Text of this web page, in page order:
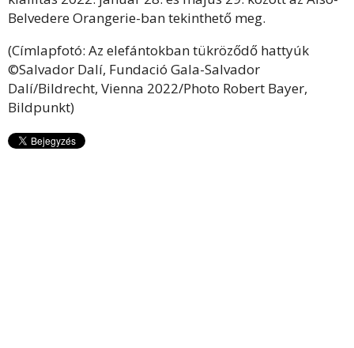
Belvedere Orangerie-ban tekinthető meg.
(Címlapfotó: Az elefántokban tükröződő hattyúk
©Salvador Dalí, Fundació Gala-Salvador
Dalí/Bildrecht, Vienna 2022/Photo Robert Bayer,
Bildpunkt)